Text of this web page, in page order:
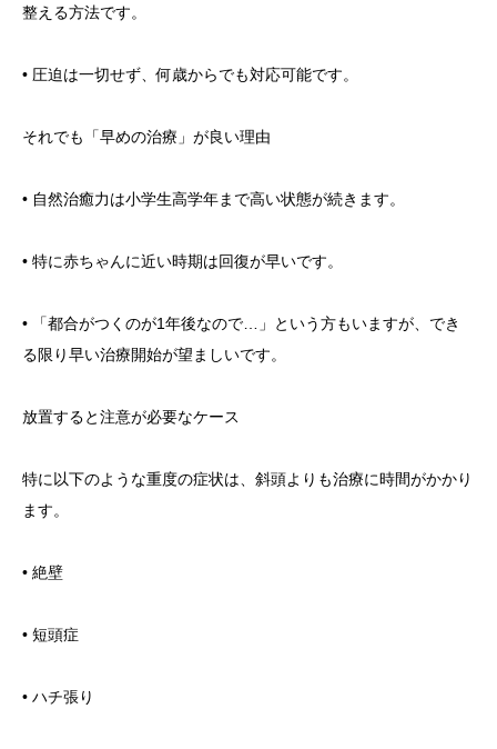
整える方法です。
• 圧迫は一切せず、何歳からでも対応可能です。
それでも「早めの治療」が良い理由
• 自然治癒力は小学生高学年まで高い状態が続きます。
• 特に赤ちゃんに近い時期は回復が早いです。
• 「都合がつくのが1年後なので…」という方もいますが、でき
る限り早い治療開始が望ましいです。
放置すると注意が必要なケース
特に以下のような重度の症状は、斜頭よりも治療に時間がかかり
ます。
• 絶壁
• 短頭症
• ハチ張り